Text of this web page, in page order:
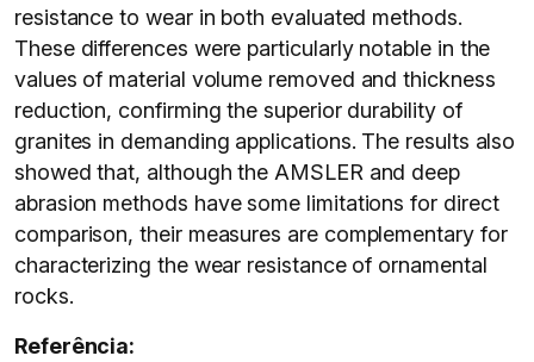
resistance to wear in both evaluated methods.
These differences were particularly notable in the
values of material volume removed and thickness
reduction, confirming the superior durability of
granites in demanding applications. The results also
showed that, although the AMSLER and deep
abrasion methods have some limitations for direct
comparison, their measures are complementary for
characterizing the wear resistance of ornamental
rocks.
Referência: